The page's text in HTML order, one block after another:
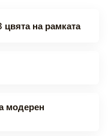
на рамката
модерен